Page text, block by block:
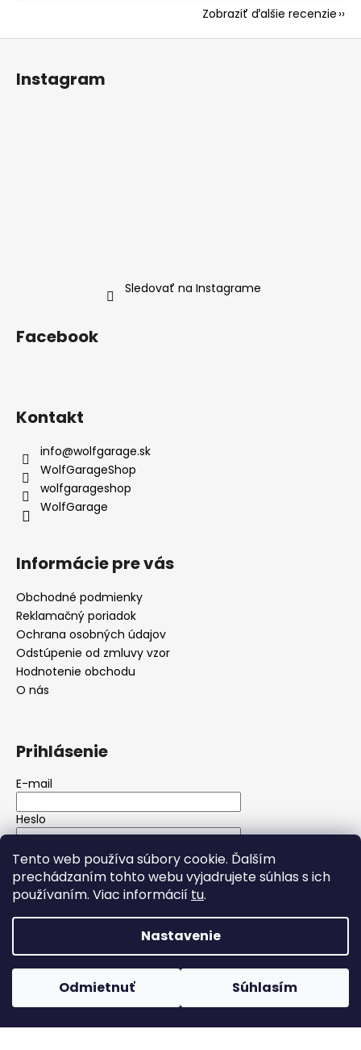
Tento web používa súbory cookie. Ďalším
prechádzaním tohto webu vyjadrujete súhlas s ich
používaním. Viac informácií tu.
Nastavenie
Odmietnuť Súhlasím
Zobraziť ďalšie recenzie
Z
Instagram
Sledovať na Instagrame
Facebook
Kontakt
info@wolfgarage.sk
WolfGarageShop
wolfgarageshop
WolfGarage
Informácie pre vás
Obchodné podmienky
Reklamačný poriadok
Ochrana osobných údajov
Odstúpenie od zmluvy vzor
Hodnotenie obchodu
O nás
Prihlásenie
E-mail
Heslo
PRIHLÁSIŤ SA
Nová registráciaZabudnuté heslo
Copyright 2026Wolfgarage autokozmetika. Všetky
práva vyhradené.